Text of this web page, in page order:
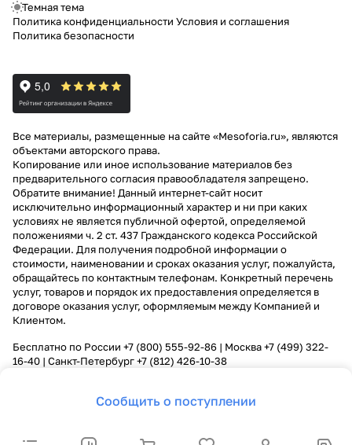
Сообщить о поступлении
Темная тема
Политика конфиденциальности Условия и соглашения
Политика безопасности
Все материалы, размещенные на сайте «Mesoforia.ru», являются
объектами авторского права.
Копирование или иное использование материалов без
предварительного согласия правообладателя запрещено.
Обратите внимание! Данный интернет-сайт носит
исключительно информационный характер и ни при каких
условиях не является публичной офертой, определяемой
положениями ч. 2 ст. 437 Гражданского кодекса Российской
Федерации. Для получения подробной информации о
стоимости, наименовании и сроках оказания услуг, пожалуйста,
обращайтесь по контактным телефонам. Конкретный перечень
услуг, товаров и порядок их предоставления определяется в
договоре оказания услуг, оформляемым между Компанией и
Клиентом.
Бесплатно по России +7 (800) 555-92-86 | Москва+7 (499) 322-
16-40 | Санкт-Петербург+7 (812) 426-10-38